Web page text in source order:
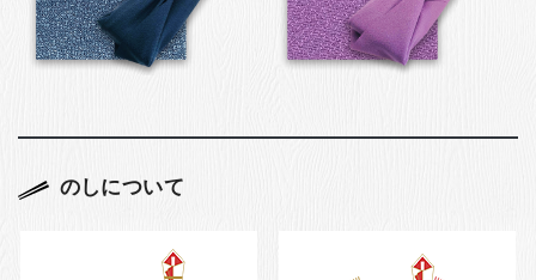
のしについて